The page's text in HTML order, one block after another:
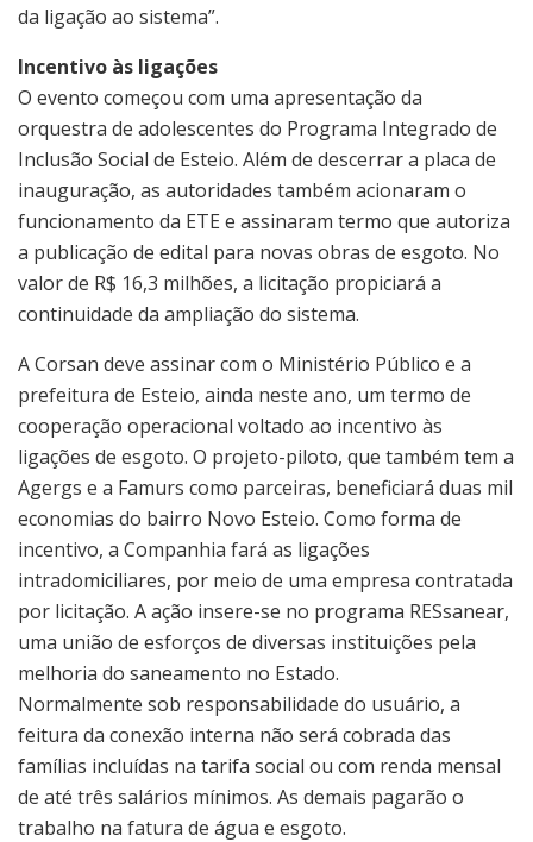
da ligação ao sistema”.
Incentivo às ligações
O evento começou com uma apresentação da
orquestra de adolescentes do Programa Integrado de
Inclusão Social de Esteio. Além de descerrar a placa de
inauguração, as autoridades também acionaram o
funcionamento da ETE e assinaram termo que autoriza
a publicação de edital para novas obras de esgoto. No
valor de R$ 16,3 milhões, a licitação propiciará a
continuidade da ampliação do sistema.
A Corsan deve assinar com o Ministério Público e a
prefeitura de Esteio, ainda neste ano, um termo de
cooperação operacional voltado ao incentivo às
ligações de esgoto. O projeto-piloto, que também tem a
Agergs e a Famurs como parceiras, beneficiará duas mil
economias do bairro Novo Esteio. Como forma de
incentivo, a Companhia fará as ligações
intradomiciliares, por meio de uma empresa contratada
por licitação. A ação insere-se no programa RESsanear,
uma união de esforços de diversas instituições pela
melhoria do saneamento no Estado.
Normalmente sob responsabilidade do usuário, a
feitura da conexão interna não será cobrada das
famílias incluídas na tarifa social ou com renda mensal
de até três salários mínimos. As demais pagarão o
trabalho na fatura de água e esgoto.